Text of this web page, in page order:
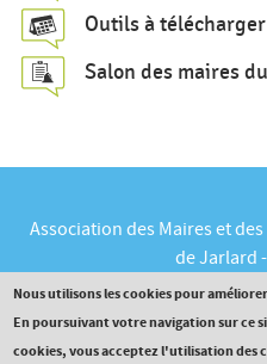
Outils à télécharger
Salon des maires
Association des Maires et
de Jarlard
Tél :05.63.60.16.30--
Nous utilisons les cookies pour
En poursuivant votre navigation sur ce
cookies, vous acceptez l'utilisation des